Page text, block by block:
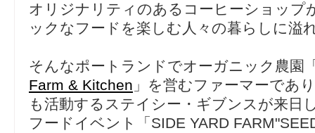
オリジナリティのあるコーヒーショップ
ックなフードを楽しむ人々の暮らしに溢
そんなポートランドでオーガニック農園
Farm & Kitchen 」を営むファーマーであ
も活動するステイシー・ギブンスが来日
フードイベント「SIDE YARD